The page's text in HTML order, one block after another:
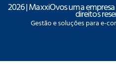
2026 | MaxxiOvos umadireitos
Gestão e soluções para e-